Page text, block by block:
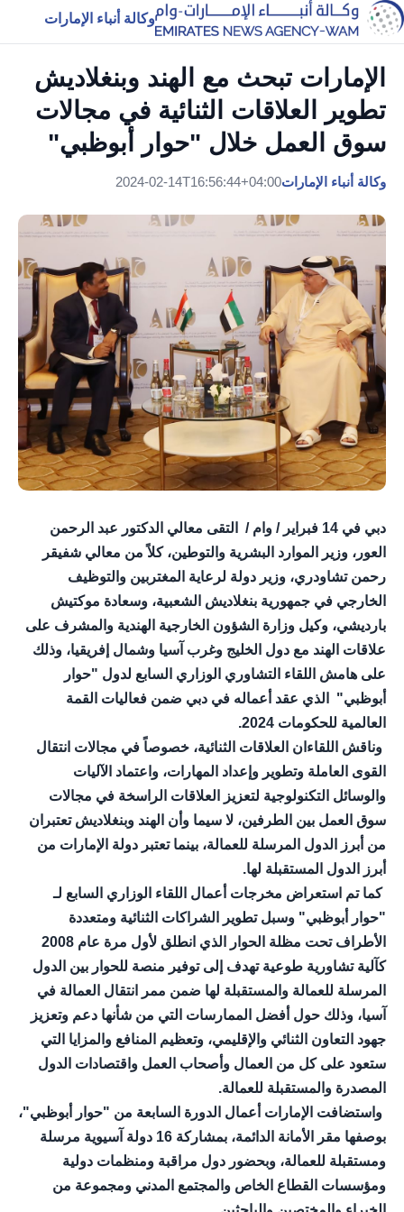
وكالة أنباء الإمارات
الإمارات تبحث مع الهند وبنغلاديش
تطوير العلاقات الثنائية في مجالات
سوق العمل خلال "حوار أبوظبي"
وكالة أنباء الإمارات2024-02-14T16:56:44+04:00
دبي في 14 فبراير / وام / التقى معالي الدكتور عبد الرحمن
العور، وزير الموارد البشرية والتوطين، كلاً من معالي شفيقر
رحمن تشاودري، وزير دولة لرعاية المغتربين والتوظيف
الخارجي في جمهورية بنغلاديش الشعبية، وسعادة موكتيش
بارديشي، وكيل وزارة الشؤون الخارجية الهندية والمشرف على
علاقات الهند مع دول الخليج وغرب آسيا وشمال إفريقيا، وذلك
على هامش اللقاء التشاوري الوزاري السابع لدول "حوار
أبوظبي" الذي عقد أعماله في دبي ضمن فعاليات القمة
العالمية للحكومات 2024.
وناقش اللقاءان العلاقات الثنائية، خصوصاً في مجالات انتقال
القوى العاملة وتطوير وإعداد المهارات، واعتماد الآليات
والوسائل التكنولوجية لتعزيز العلاقات الراسخة في مجالات
سوق العمل بين الطرفين، لا سيما وأن الهند وبنغلاديش تعتبران
من أبرز الدول المرسلة للعمالة، بينما تعتبر دولة الإمارات من
أبرز الدول المستقبلة لها.
كما تم استعراض مخرجات أعمال اللقاء الوزاري السابع لـ
"حوار أبوظبي" وسبل تطوير الشراكات الثنائية ومتعددة
الأطراف تحت مظلة الحوار الذي انطلق لأول مرة عام 2008
كآلية تشاورية طوعية تهدف إلى توفير منصة للحوار بين الدول
المرسلة للعمالة والمستقبلة لها ضمن ممر انتقال العمالة في
آسيا، وذلك حول أفضل الممارسات التي من شأنها دعم وتعزيز
جهود التعاون الثنائي والإقليمي، وتعظيم المنافع والمزايا التي
ستعود على كل من العمال وأصحاب العمل واقتصادات الدول
المصدرة والمستقبلة للعمالة.
واستضافت الإمارات أعمال الدورة السابعة من "حوار أبوظبي"،
بوصفها مقر الأمانة الدائمة، بمشاركة 16 دولة آسيوية مرسلة
ومستقبلة للعمالة، وبحضور دول مراقبة ومنظمات دولية
ومؤسسات القطاع الخاص والمجتمع المدني ومجموعة من